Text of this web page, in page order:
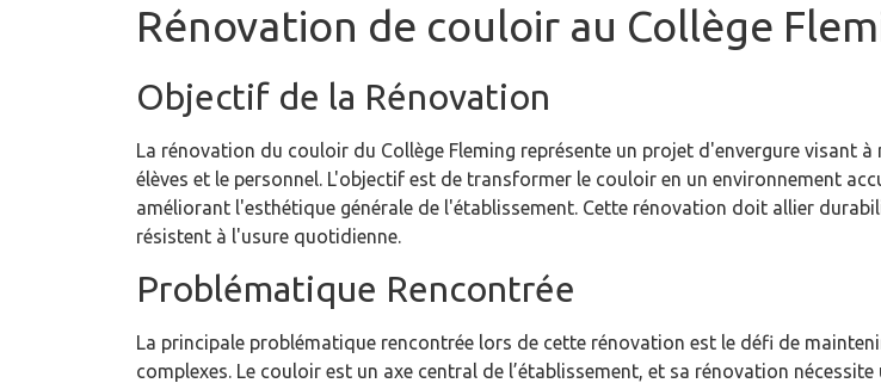
Rénovation de couloir au Collège
Objectif de la Rénovation
La rénovation du couloir du Collège Fleming représente un projet d'envergure visant
élèves et le personnel. L'objectif est de transformer le couloir en un environnement
améliorant l'esthétique générale de l'établissement. Cette rénovation doit allier
résistent à l'usure quotidienne.
Problématique Rencontrée
La principale problématique rencontrée lors de cette rénovation est le défi de
complexes. Le couloir est un axe central de l’établissement, et sa rénovation